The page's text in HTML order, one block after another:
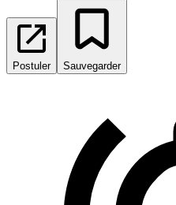
Postuler Sauvegarder